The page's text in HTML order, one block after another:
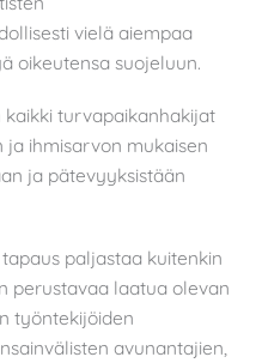
vielä aiempaa
oikeutensa suojeluun.
turvapaikanhakijat
ja ihmisarvon mukaisen
ja pätevyyksistään
paljastaa kuitenkin
perustavaa laatua olevan
työntekijöiden
avunantajien,